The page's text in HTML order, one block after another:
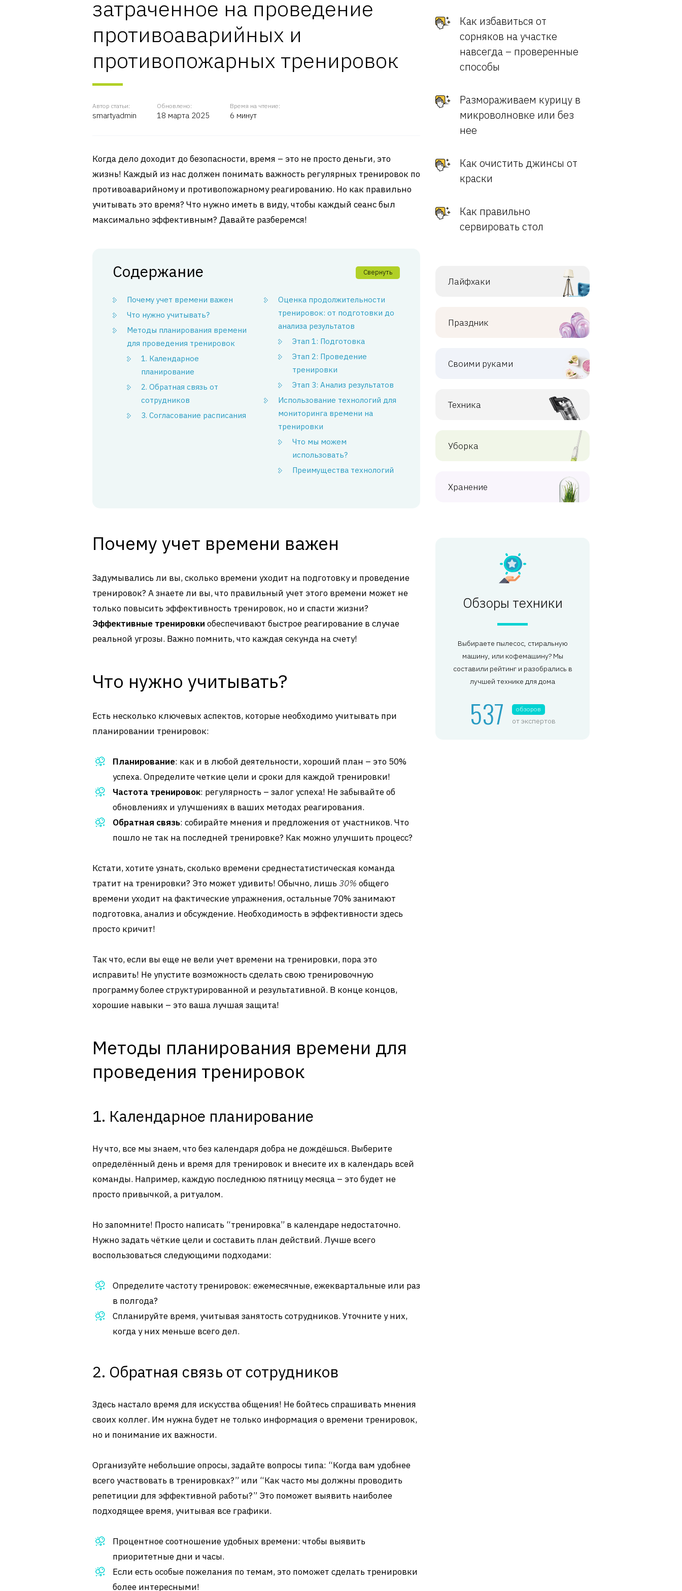
затраченное на проведение
противоаварийных и
противопожарных тренировок
Автор статьи:
smartyadmin
Обновлено:
18 марта 2025
Время на чтение:
6 минут
Когда дело доходит до безопасности, время – это не просто деньги, это
жизнь! Каждый из нас должен понимать важность регулярных тренировок по
противоаварийному и противопожарному реагированию. Но как правильно
учитывать это время? Что нужно иметь в виду, чтобы каждый сеанс был
максимально эффективным? Давайте разберемся!
Содержание Свернуть
Почему учет времени важен
Что нужно учитывать?
Методы планирования времени
для проведения тренировок
1. Календарное
планирование
2. Обратная связь от
сотрудников
3. Согласование расписания
Оценка продолжительности
тренировок: от подготовки до
анализа результатов
Этап 1: Подготовка
Этап 2: Проведение
тренировки
Этап 3: Анализ результатов
Использование технологий для
мониторинга времени на
тренировки
Что мы можем
использовать?
Преимущества технологий
Почему учет времени важен
Задумывались ли вы, сколько времени уходит на подготовку и проведение
тренировок? А знаете ли вы, что правильный учет этого времени может не
только повысить эффективность тренировок, но и спасти жизни?
Эффективные тренировки обеспечивают быстрое реагирование в случае
реальной угрозы. Важно помнить, что каждая секунда на счету!
Что нужно учитывать?
Есть несколько ключевых аспектов, которые необходимо учитывать при
планировании тренировок:
Планирование: как и в любой деятельности, хороший план – это 50%
успеха. Определите четкие цели и сроки для каждой тренировки!
Частота тренировок: регулярность – залог успеха! Не забывайте об
обновлениях и улучшениях в ваших методах реагирования.
Обратная связь: собирайте мнения и предложения от участников. Что
пошло не так на последней тренировке? Как можно улучшить процесс?
Кстати, хотите узнать, сколько времени среднестатистическая команда
тратит на тренировки? Это может удивить! Обычно, лишь 30% общего
времени уходит на фактические упражнения, остальные 70% занимают
подготовка, анализ и обсуждение. Необходимость в эффективности здесь
просто кричит!
Так что, если вы еще не вели учет времени на тренировки, пора это
исправить! Не упустите возможность сделать свою тренировочную
программу более структурированной и результативной. В конце концов,
хорошие навыки – это ваша лучшая защита!
Методы планирования времени для
проведения тренировок
1. Календарное планирование
Ну что, все мы знаем, что без календаря добра не дождёшься. Выберите
определённый день и время для тренировок и внесите их в календарь всей
команды. Например, каждую последнюю пятницу месяца – это будет не
просто привычкой, а ритуалом.
Но запомните! Просто написать “тренировка” в календаре недостаточно.
Нужно задать чёткие цели и составить план действий. Лучше всего
воспользоваться следующими подходами:
Определите частоту тренировок: ежемесячные, ежеквартальные или раз
в полгода?
Спланируйте время, учитывая занятость сотрудников. Уточните у них,
когда у них меньше всего дел.
2. Обратная связь от сотрудников
Здесь настало время для искусства общения! Не бойтесь спрашивать мнения
своих коллег. Им нужна будет не только информация о времени тренировок,
но и понимание их важности.
Организуйте небольшие опросы, задайте вопросы типа: “Когда вам удобнее
всего участвовать в тренировках?” или “Как часто мы должны проводить
репетиции для эффективной работы?” Это поможет выявить наиболее
подходящее время, учитывая все графики.
Процентное соотношение удобных времени: чтобы выявить
приоритетные дни и часы.
Если есть особые пожелания по темам, это поможет сделать тренировки
более интересными!
Как избавиться от
сорняков на участке
навсегда – проверенные
способы
Размораживаем курицу в
микроволновке или без
нее
Как очистить джинсы от
краски
Как правильно
сервировать стол
Лайфхаки
Праздник
Своими руками
Техника
Уборка
Хранение
Обзоры техники
Выбираете пылесос, стиральную
машину, или кофемашину? Мы
составили рейтинг и разобрались в
лучшей технике для дома
537 обзоров
от экспертов